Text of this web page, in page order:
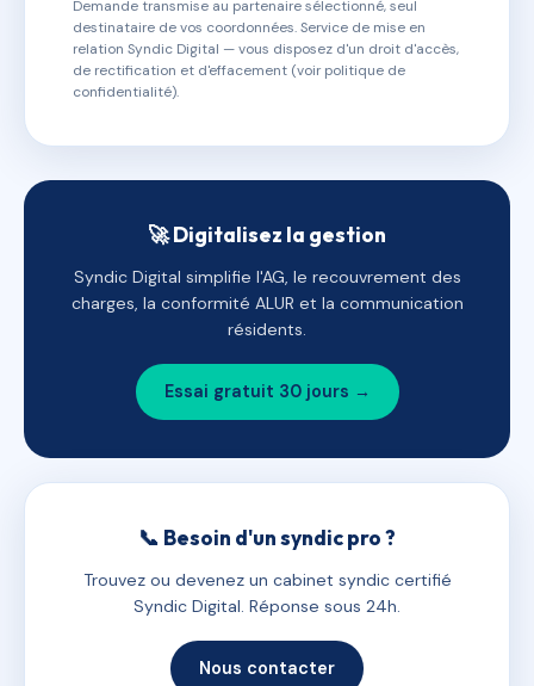
Demande transmise au partenaire sélectionné, seul
destinataire de vos coordonnées. Service de mise en
relation Syndic Digital — vous disposez d'un droit d'accès,
de rectification et d'effacement (voir politique de
confidentialité).
🚀 Digitalisez la gestion
Syndic Digital simplifie l'AG, le recouvrement des
charges, la conformité ALUR et la communication
résidents.
Essai gratuit 30 jours →
📞 Besoin d'un syndic pro ?
Trouvez ou devenez un cabinet syndic certifié
Syndic Digital. Réponse sous 24h.
Nous contacter